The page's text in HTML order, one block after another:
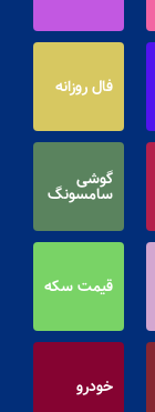
فال روزانه
گوشی
سامسونگ
قیمت سکه
خودرو